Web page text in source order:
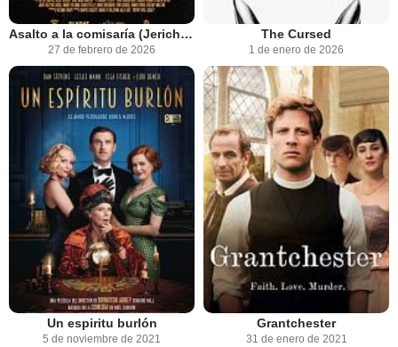
Asalto a la comisaría (Jericho Ridge)
27 de febrero de 2026
The Cursed
1 de enero de 2026
Un espiritu burlón
5 de noviembre de 2021
Grantchester
31 de enero de 2021